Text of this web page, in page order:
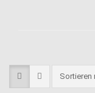
Sortieren
Sortieren